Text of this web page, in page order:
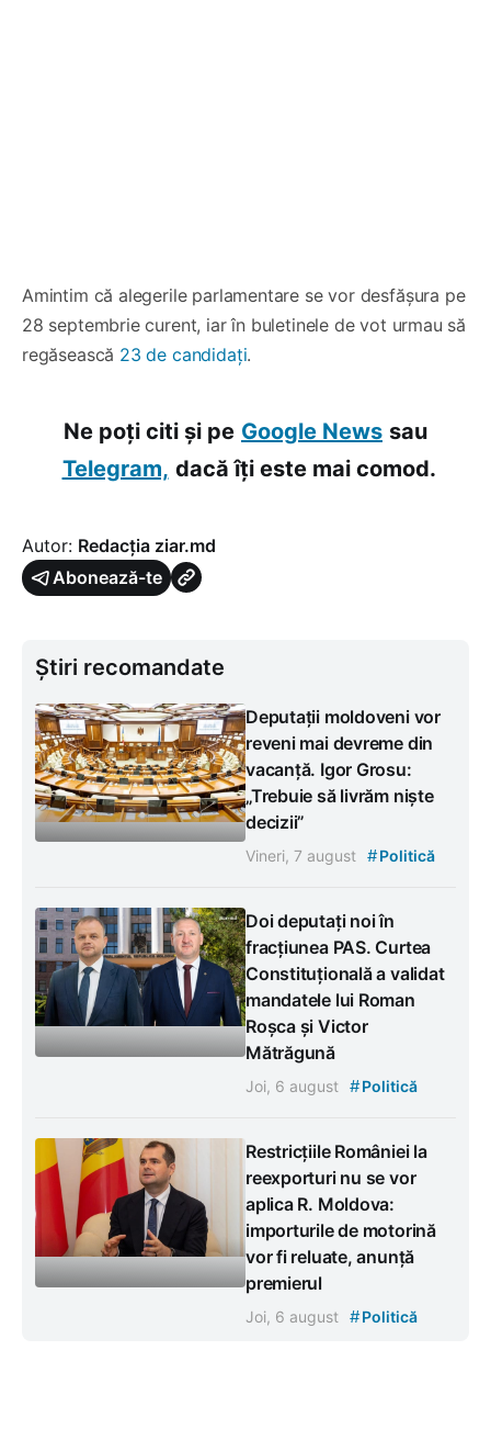
Amintim că alegerile parlamentare se vor desfășura pe
28 septembrie curent, iar în buletinele de vot urmau să
regăsească 23 de candidați.
Ne poți citi și pe Google News sau
Telegram, dacă îți este mai comod.
Autor: Redacția ziar.md
Abonează-te
Știri recomandate
Deputații moldoveni vor
reveni mai devreme din
vacanță. Igor Grosu:
„Trebuie să livrăm niște
decizii”
Vineri, 7 august #Politică
Doi deputați noi în
fracțiunea PAS. Curtea
Constituțională a validat
mandatele lui Roman
Roșca și Victor
Mătrăgună
Joi, 6 august #Politică
Restricțiile României la
reexporturi nu se vor
aplica R. Moldova:
importurile de motorină
vor fi reluate, anunță
premierul
Joi, 6 august #Politică